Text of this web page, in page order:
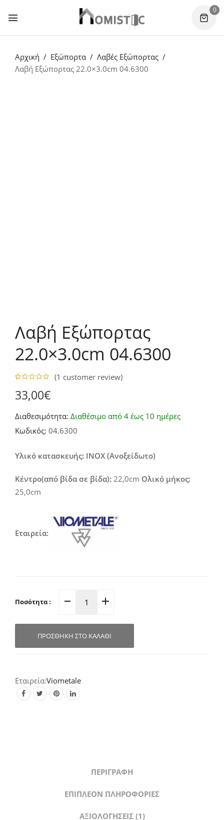
0
Αρχική Εξώπορτα
Λαβές Εξώπορτας
Λαβή Εξώπορτας 22.0×3.0cm 04.6300
Λαβή Εξώπορτας
22.0×3.0cm 04.6300
based on
customer
(1 customer review)
33,00€
Διαθεσιμότητα: Διαθέσιμο από 4 έως 10 ημέρες
Κωδικός: 04.6300
Υλικό κατασκευής: INOX (Ανοξείδωτο)
Κέντρο(από βίδα σε βίδα): 22,0cm Ολικό μήκος:
25,0cm
Εταιρεία:
Ποσότητα :
Λαβή
22.0x3.0cm
ΠΡΟΣΘΉΚΗ ΣΤΟ ΚΑΛΆΘΙ
Viometale
ΠΕΡΙΓΡΑΦΉ
ΕΠΙΠΛΈΟΝ ΠΛΗΡΟΦΟΡΊΕΣ
ΑΞΙΟΛΟΓΉΣΕΙΣ (1)